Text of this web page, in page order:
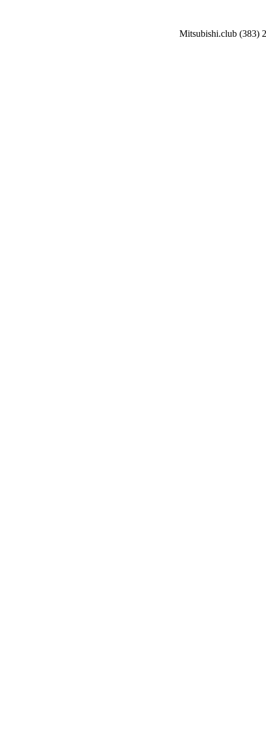
Mitsubishi.club (383)